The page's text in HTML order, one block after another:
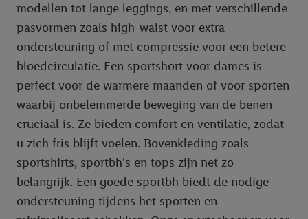
modellen tot lange leggings, en met verschillende
pasvormen zoals high-waist voor extra
ondersteuning of met compressie voor een betere
bloedcirculatie. Een sportshort voor dames is
perfect voor de warmere maanden of voor sporten
waarbij onbelemmerde beweging van de benen
cruciaal is. Ze bieden comfort en ventilatie, zodat
u zich fris blijft voelen. Bovenkleding zoals
sportshirts, sportbh's en tops zijn net zo
belangrijk. Een goede sportbh biedt de nodige
ondersteuning tijdens het sporten en